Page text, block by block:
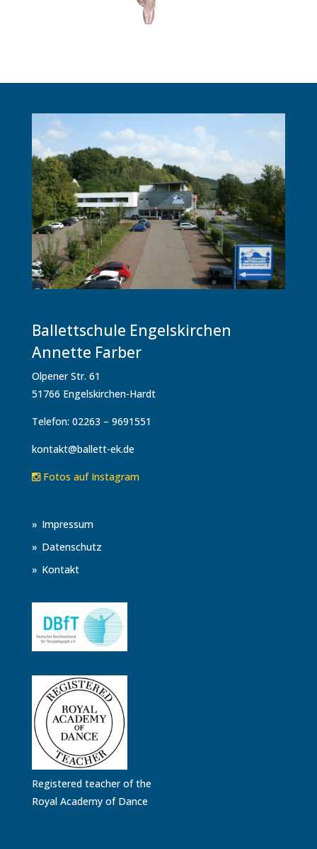
Ballettschule Engelskirchen
Annette Farber
Olpener Str. 61
51766 Engelskirchen-Hardt
Telefon: 02263 – 9691551
kontakt@ballett-ek.de
Fotos auf Instagram
Impressum
Datenschutz
Kontakt
Registered teacher of the
Royal Academy of Dance